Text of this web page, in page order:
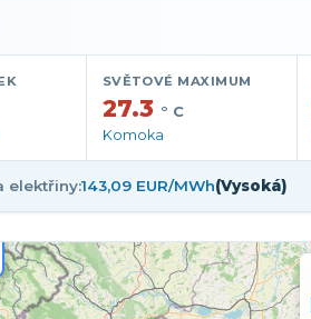
– i-
SVĚTOVÉ MAXIMUM
27.3 ° C
Komoka
elektřiny:143,09 EUR/MWh(Vysoká)